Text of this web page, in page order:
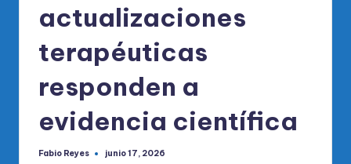
actualizaciones
terapéuticas
responden a
evidencia científica
Publicado
Fabio Reyes junio 17, 2026